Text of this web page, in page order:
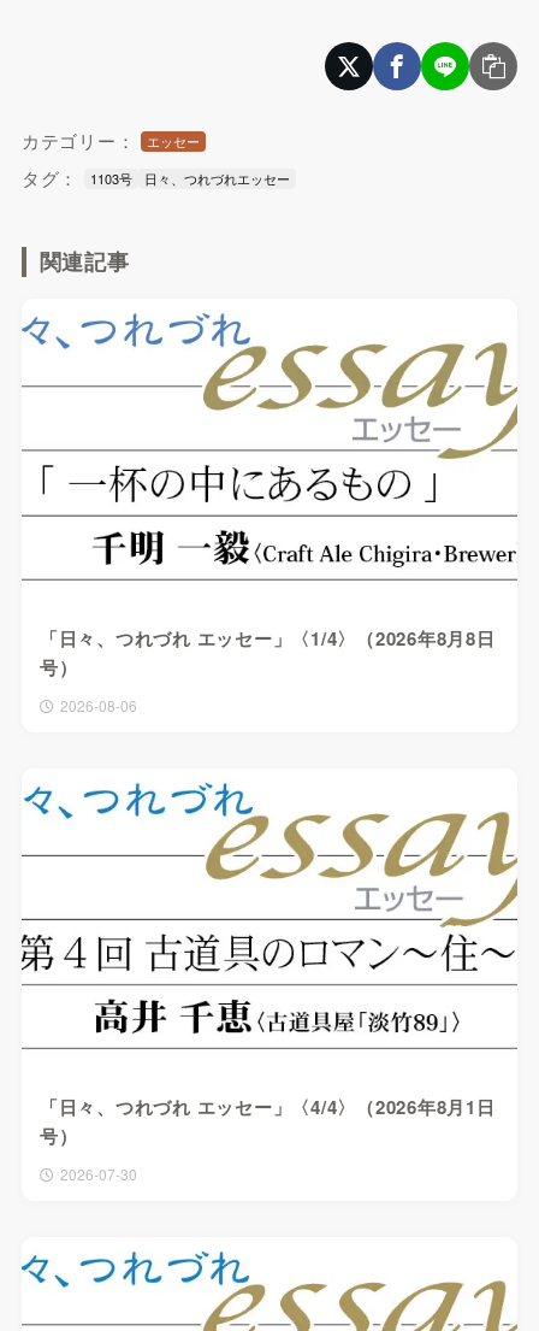
カテゴリー： エッセー
タグ： 1103号 日々、つれづれエッセー
関連記事
「日々、つれづれ エッセー」〈1/4〉（2026年8月8日
号）
2026-08-06
「日々、つれづれ エッセー」〈4/4〉（2026年8月1日
号）
2026-07-30